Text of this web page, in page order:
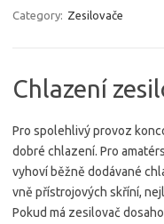
Category: Zesilovače
Chlazení
Pro spolehlivý provoz
dobré chlazení. Pro
vyhoví běžně dodávané
vně přístrojových skříní,
Pokud má zesilovač